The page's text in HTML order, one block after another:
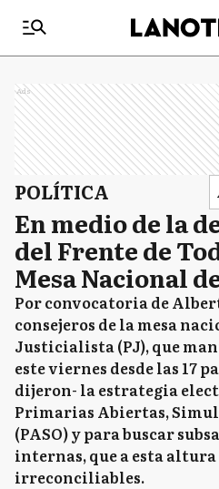
Ads
POLÍTICA
En medio de la
del Frente de
Mesa Nacional
Por convocatoria de
consejeros de la mesa
Justicialista (PJ), que
este viernes desde las 17
dijeron- la estrategia
Primarias Abiertas,
(PASO) y para buscar
internas, que a esta
irreconciliables.